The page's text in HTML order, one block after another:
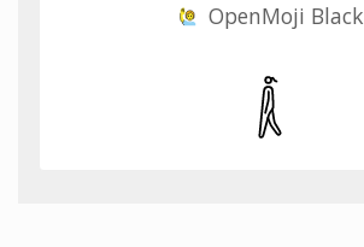
OpenMoji Black